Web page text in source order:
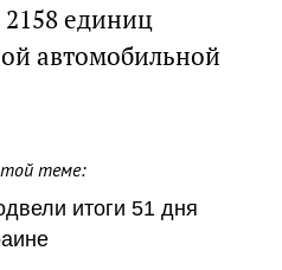
единиц
автомобильной
теме:
итоги 51 дня